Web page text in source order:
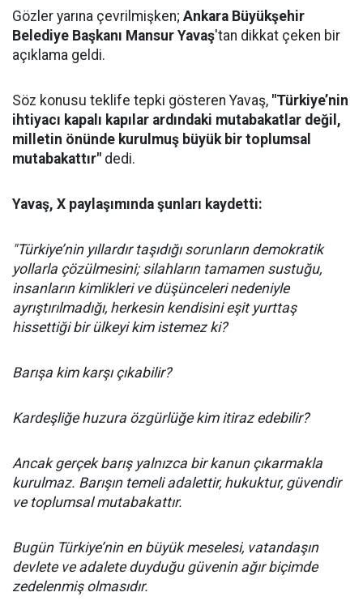
Gözler yarına çevrilmişken; Ankara Büyükşehir
Belediye Başkanı Mansur Yavaş'tan dikkat çeken bir
açıklama geldi.
Söz konusu teklife tepki gösteren Yavaş, "Türkiye’nin
ihtiyacı kapalı kapılar ardındaki mutabakatlar değil,
milletin önünde kurulmuş büyük bir toplumsal
mutabakattır" dedi.
Yavaş, X paylaşımında şunları kaydetti:
"Türkiye’nin yıllardır taşıdığı sorunların demokratik
yollarla çözülmesini; silahların tamamen sustuğu,
insanların kimlikleri ve düşünceleri nedeniyle
ayrıştırılmadığı, herkesin kendisini eşit yurttaş
hissettiği bir ülkeyi kim istemez ki?
Barışa kim karşı çıkabilir?
Kardeşliğe huzura özgürlüğe kim itiraz edebilir?
Ancak gerçek barış yalnızca bir kanun çıkarmakla
kurulmaz. Barışın temeli adalettir, hukuktur, güvendir
ve toplumsal mutabakattır.
Bugün Türkiye’nin en büyük meselesi, vatandaşın
devlete ve adalete duyduğu güvenin ağır biçimde
zedelenmiş olmasıdır.